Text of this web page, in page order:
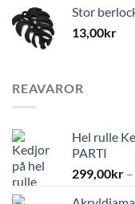
Stor
13,00kr
REAVAROR
Hel rulle
PARTI
299,00kr –